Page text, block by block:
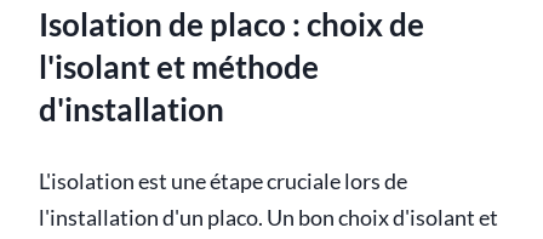
Isolation de placo : choix de
l'isolant et méthode
d'installation
L'isolation est une étape cruciale lors de
l'installation d'un placo. Un bon choix d'isolant et